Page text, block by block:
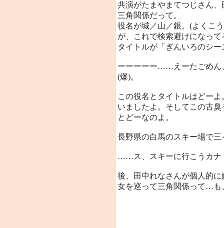
共演がたまやまてつじさん
三角関係だって。
役名が城／山／銀。(よくこ
が、これで検索避けになって
タイトルが「ぎんいろのシ
ーーーーー……えーたごめん
(爆)。
この役名とタイトルはどー
いましたよ。そしてこの古
とどーなのよ。
長野県の白馬のスキー場で
……ス、スキーに行こうカ
後、田中れなさんが個人的
女を巡って三角関係って…